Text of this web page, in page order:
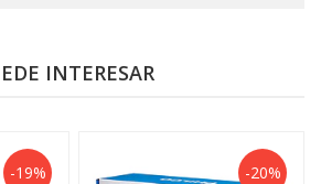
INTERESAR
-19% -20%